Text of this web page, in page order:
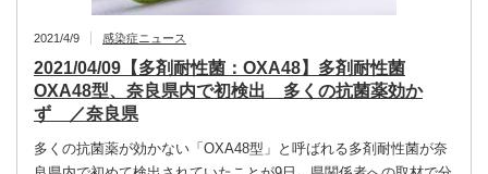
2021/4/9 感染症ニュース
2021/04/09【多剤耐性菌：OXA48】多剤耐性菌
OXA48型、奈良県内で初検出 多くの抗菌薬効か
ず ／奈良県
多くの抗菌薬が効かない「OXA48型」と呼ばれる多剤耐性菌が奈